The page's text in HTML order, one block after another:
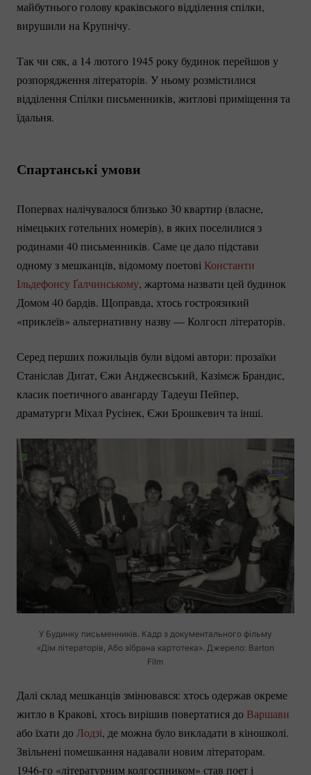
майбутнього голову краківського відділення спілки,
вирушили на Крупнічу.
Так чи сяк, а 14 лютого 1945 року будинок перейшов у
розпорядження літераторів. У ньому розмістилися
відділення Спілки письменників, житлові приміщення та
їдальня.
Спартанські умови
Попервах налічувалося близько 30 квартир (власне,
німецьких готельних номерів), в яких поселилися з
родинами 40 письменників. Саме це дало підстави
одному з мешканців, відомому поетові Константи
Ільдефонсу Ґалчинському, жартома назвати цей будинок
Домом 40 бардів. Щоправда, хтось гостроязикий
«приклеїв» альтернативну назву — Колгосп літераторів.
Серед перших пожильців були відомі автори: прозаїки
Станіслав Диґат, Єжи Анджеєвський, Казімєж Брандис,
класик поетичного авангарду Тадеуш Пейпер,
драматурги Міхал Русінек, Єжи Брошкевич та інші.
У Будинку письменників. Кадр з документального фільму
«Дім літераторів, Або зібрана картотека». Джерело: Barton
Film
Далі склад мешканців змінювався: хтось одержав окреме
житло в Кракові, хтось вирішив повертатися до Варшави
або їхати доЛодзі, де можна було викладати в кіношколі.
Звільнені помешкання надавали новим літераторам.
1946-го «літературним колгоспником» став поет і